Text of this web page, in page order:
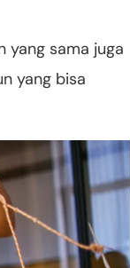
yang sama juga
yang bisa